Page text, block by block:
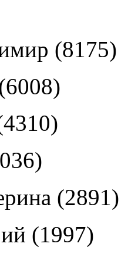
(8175)
(2891)
(1997)